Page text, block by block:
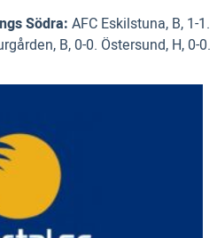
Södra: AFC Eskilstuna, B, 1-1.
B, 0-0. Östersund, H, 0-0.